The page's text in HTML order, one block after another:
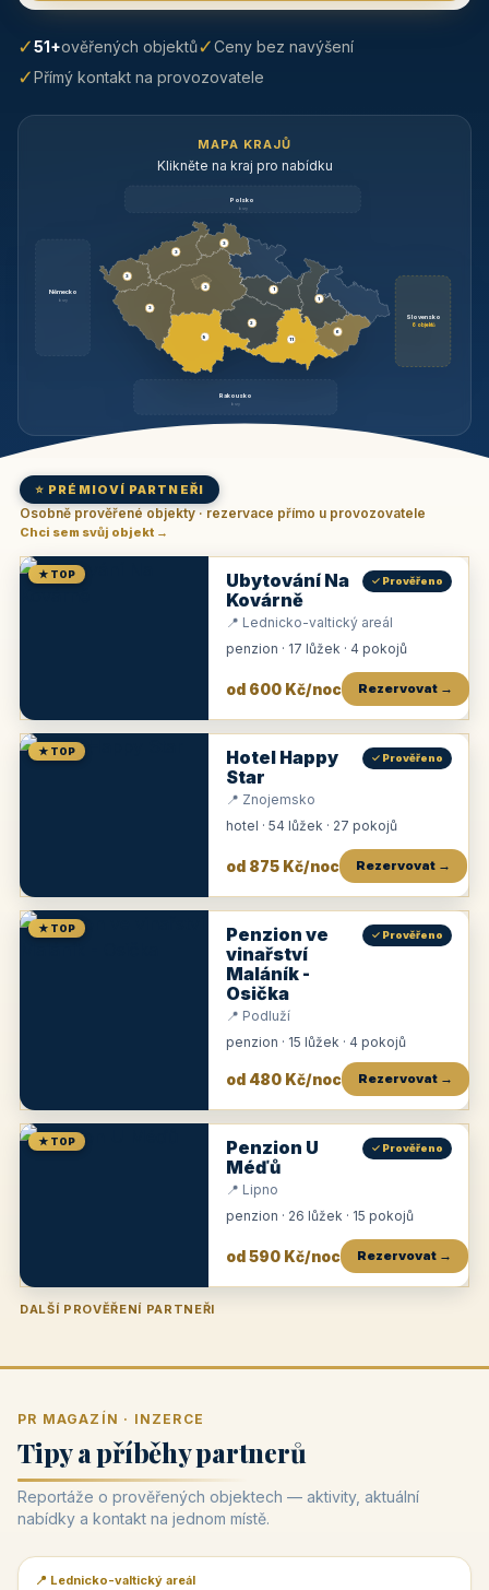
✓51+ověřených objektů✓Ceny bez navýšení
✓Přímý kontakt na provozovatele
MAPA KRAJŮ
Klikněte na kraj pro nabídku
Polsko
brzy
Německo
brzy
Slovensko
6 objektů
Rakousko
brzy
3
9
3
3
3
3
1
2
11
1
6
⭐ PRÉMIOVÍ PARTNEŘI
Osobně prověřené objekty · rezervace přímo u provozovatele
Chci sem svůj objekt →
★ TOP
Ubytování Na
Kovárně
✓ Prověřeno
📍 Lednicko-valtický areál
penzion · 17 lůžek · 4 pokojů
od 600 Kč/noc Rezervovat →
★ TOP
Hotel Happy
Star
✓ Prověřeno
📍 Znojemsko
hotel · 54 lůžek · 27 pokojů
od 875 Kč/noc Rezervovat →
★ TOP
Penzion ve
vinařství
Maláník -
Osička
✓ Prověřeno
📍 Podluží
penzion · 15 lůžek · 4 pokojů
od 480 Kč/noc Rezervovat →
★ TOP
Penzion U
Méďů
✓ Prověřeno
📍 Lipno
penzion · 26 lůžek · 15 pokojů
od 590 Kč/noc Rezervovat →
DALŠÍ PROVĚŘENÍ PARTNEŘI
Penzion U Zámku Pension Faber
PR MAGAZÍN · INZERCE
Tipy a příběhy partnerů
Reportáže o prověřených objektech — aktivity, aktuální
nabídky a kontakt na jednom místě.
📰 PR článek
📍 Lednicko-valtický areál